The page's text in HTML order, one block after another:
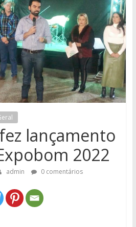
lançamento
2022
admin 0 comentários